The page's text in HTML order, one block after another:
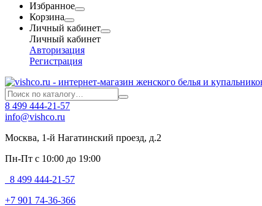
Избранное
Корзина
Личный кабинет
Личный кабинет
Авторизация
Регистрация
8 499 444-21-57
info@vishco.ru
Москва, 1-й Нагатинский проезд, д.2
Пн-Пт с 10:00 до 19:00
8 499 444-21-57
+7 901 74-36-366